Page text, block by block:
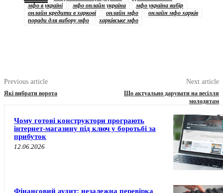
мфо в україні
мфо онлайн україна
мфо україна вибір
онлайн кредити в харкові
онлайн мфо
онлайн мфо харків
поради для вибору мфо
харківське мфо
Previous article
Які вибрати ворота
Next article
Що актуально дарувати на весілля
молодятам
Чому готові конструктори програють
інтернет-магазину під ключ у боротьбі за
прибуток
12.06.2026
Фінансовий аудит: незалежна перевірка